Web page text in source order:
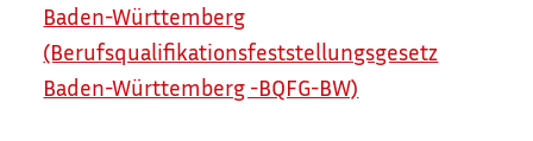
Baden-Württemberg
(Berufsqualifikationsfeststellungsgesetz
Baden-Württemberg -BQFG-BW)